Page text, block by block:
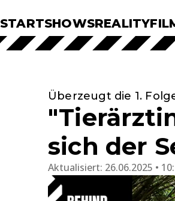
STARTSHOWSREALITY
Überzeugt die 1.
sich der
Aktualisiert: 26.06.2025 •